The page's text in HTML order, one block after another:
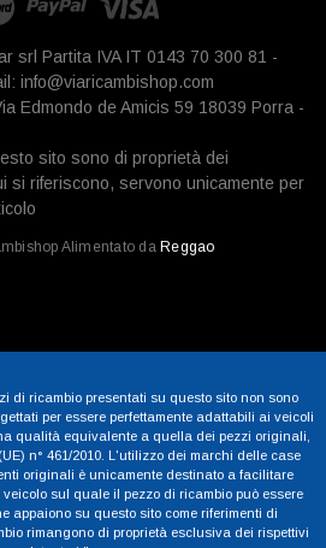
srl Partita IVA IT 0143 70 300 81 -
info@viaricambishop.com
Edmondo de Amicis 59 18039 Porra -
sito sono di proprietà dei
si riferiscono, servono unicamente per
Alimentato da Reggao
di ricambio presentati su questo sito non sono
per essere perfettamente adattabili ai veicoli
qualità equivalente a quella dei pezzi originali,
n° 461/2010. L'utilizzo dei marchi delle case
originali è unicamente destinato a facilitare
sul quale il pezzo di ricambio può essere
appaiono su questo sito come riferimenti di
rimangono di proprietà esclusiva dei rispettivi